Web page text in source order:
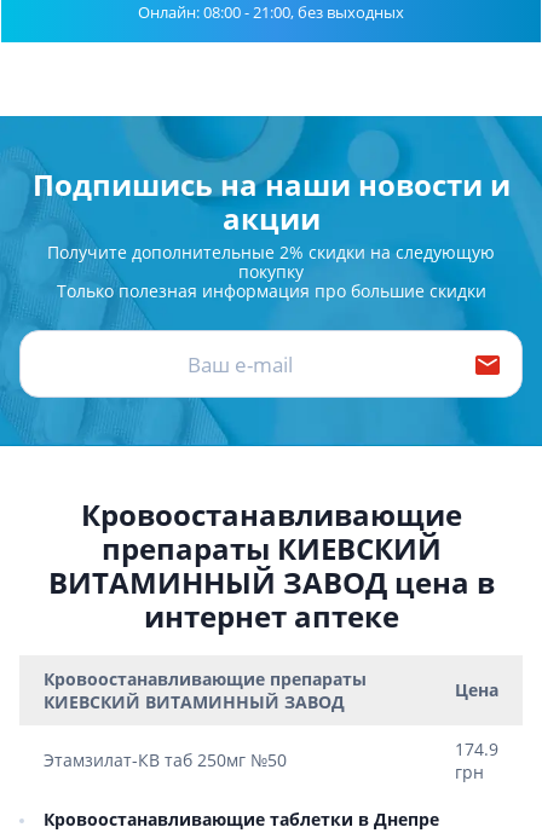
Онлайн: 08:00 - 21:00, без выходных
Подпишись на наши новости и
акции
Получите дополнительные 2% скидки на следующую
покупку
Только полезная информация про большие скидки
Кровоостанавливающие
препараты КИЕВСКИЙ
ВИТАМИННЫЙ ЗАВОД цена в
интернет аптеке
Кровоостанавливающие препараты
КИЕВСКИЙ ВИТАМИННЫЙ ЗАВОД
Цена
Этамзилат-КВ таб 250мг №50
174.9
грн
Кровоостанавливающие таблетки в Днепре